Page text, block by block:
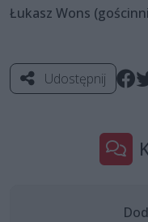
Łukasz Wons
Udostępnij